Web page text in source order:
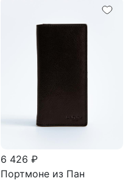
6 426 ₽
Портмоне из Пан